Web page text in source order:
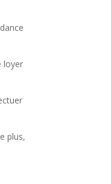
loyer
plus,